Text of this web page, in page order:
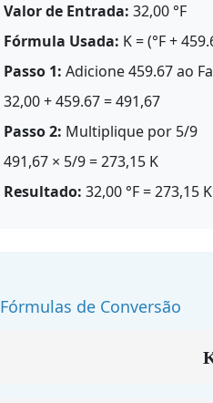
Valor de Entrada: 32,00 °F
Fórmula Usada: K = (°F +
Passo 1: Adicione 459.67 ao
32,00 + 459.67 = 491,67
Passo 2: Multiplique por 5/9
491,67 × 5/9 = 273,15 K
Resultado: 32,00 °F = 273,15 K
Fórmulas de Conversão